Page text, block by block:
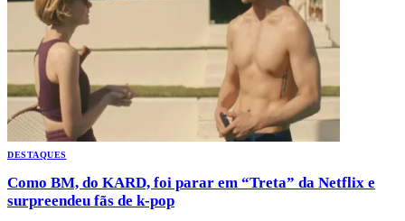
DESTAQUES
Como BM, do KARD, foi parar em “Treta” da Netflix e
surpreendeu fãs de k-pop